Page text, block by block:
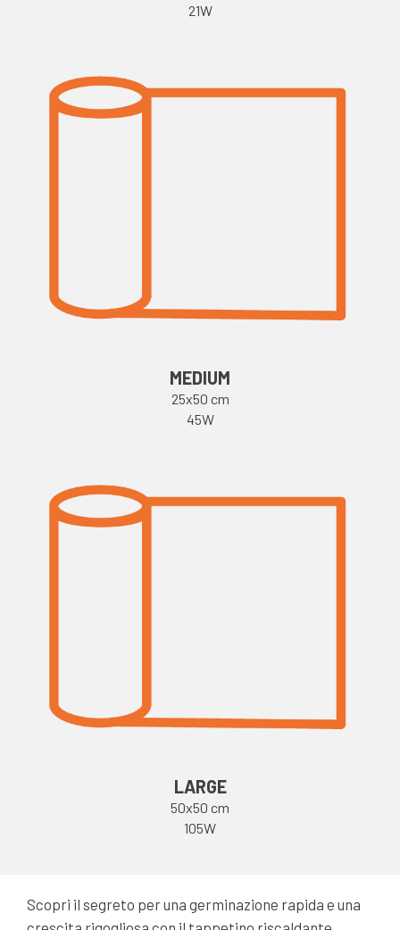
21W
MEDIUM
25x50 cm
45W
LARGE
50x50 cm
105W
Scopri il segreto per una germinazione rapida e una